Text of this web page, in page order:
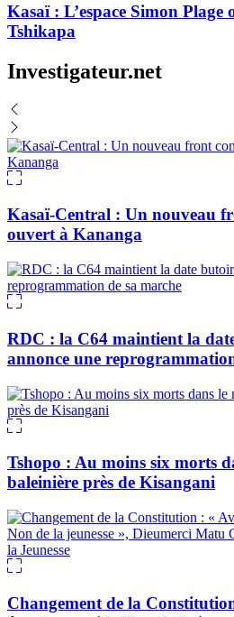
Kasaï : L’espace Simon Plage
Tshikapa
Investigateur.net
Kasaï-Central : Un nouveau
ouvert à Kananga
RDC : la C64 maintient la
annonce une
Tshopo : Au moins six morts
baleinière près de Kisangani
Changement de la